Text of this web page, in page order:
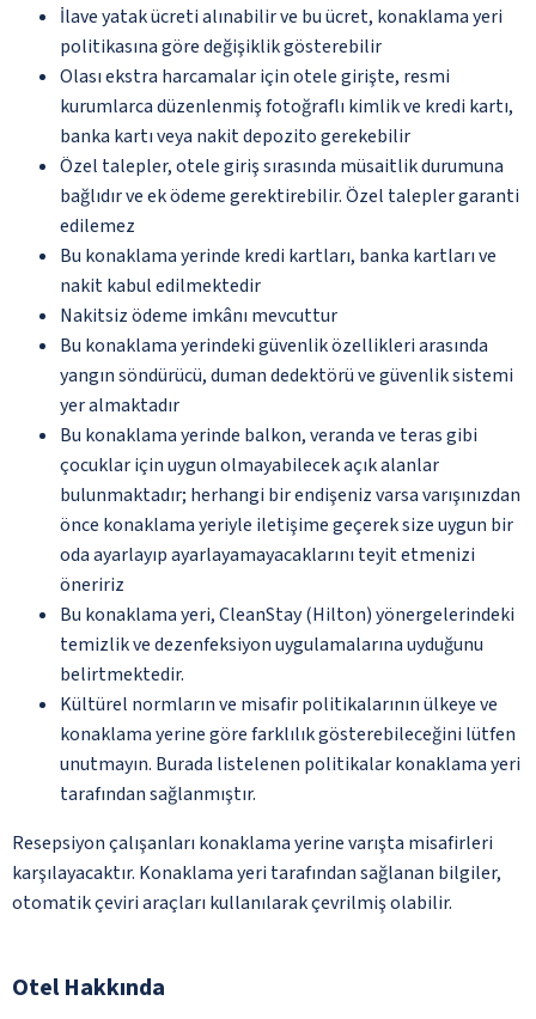
İlave yatak ücreti alınabilir ve bu ücret, konaklama yeri
politikasına göre değişiklik gösterebilir
Olası ekstra harcamalar için otele girişte, resmi
kurumlarca düzenlenmiş fotoğraflı kimlik ve kredi kartı,
banka kartı veya nakit depozito gerekebilir
Özel talepler, otele giriş sırasında müsaitlik durumuna
bağlıdır ve ek ödeme gerektirebilir. Özel talepler garanti
edilemez
Bu konaklama yerinde kredi kartları, banka kartları ve
nakit kabul edilmektedir
Nakitsiz ödeme imkânı mevcuttur
Bu konaklama yerindeki güvenlik özellikleri arasında
yangın söndürücü, duman dedektörü ve güvenlik sistemi
yer almaktadır
Bu konaklama yerinde balkon, veranda ve teras gibi
çocuklar için uygun olmayabilecek açık alanlar
bulunmaktadır; herhangi bir endişeniz varsa varışınızdan
önce konaklama yeriyle iletişime geçerek size uygun bir
oda ayarlayıp ayarlayamayacaklarını teyit etmenizi
öneririz
Bu konaklama yeri, CleanStay (Hilton) yönergelerindeki
temizlik ve dezenfeksiyon uygulamalarına uyduğunu
belirtmektedir.
Kültürel normların ve misafir politikalarının ülkeye ve
konaklama yerine göre farklılık gösterebileceğini lütfen
unutmayın. Burada listelenen politikalar konaklama yeri
tarafından sağlanmıştır.
Resepsiyon çalışanları konaklama yerine varışta misafirleri
karşılayacaktır. Konaklama yeri tarafından sağlanan bilgiler,
otomatik çeviri araçları kullanılarak çevrilmiş olabilir.
Otel Hakkında